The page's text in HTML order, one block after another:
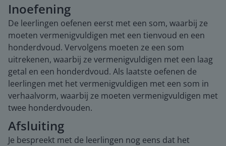
Inoefening
De leerlingen oefenen eerst met een som, waarbij ze
moeten vermenigvuldigen met een tienvoud en een
honderdvoud. Vervolgens moeten ze een som
uitrekenen, waarbij ze vermenigvuldigen met een laag
getal en een honderdvoud. Als laatste oefenen de
leerlingen met het vermenigvuldigen met een som in
verhaalvorm, waarbij ze moeten vermenigvuldigen met
twee honderdvouden.
Afsluiting
Je bespreekt met de leerlingen nog eens dat het